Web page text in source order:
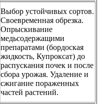
Выбор устойчивых сортов.
Своевременная обрезка.
Опрыскивание
медьсодержащими
препаратами (бордоская
жидкость, Купроксат) до
распускания почек и после
сбора урожая. Удаление и
сжигание пораженных
частей растений.